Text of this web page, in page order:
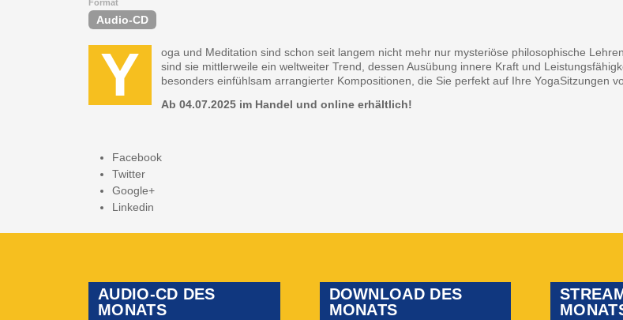
Format
Audio-CD
Y
oga und Meditation sind schon seit langem nicht mehr nur mysteriöse philosophische
sind sie mittlerweile ein weltweiter Trend, dessen Ausübung innere Kraft und
besonders einfühlsam arrangierter Kompositionen, die Sie perfekt auf Ihre YogaSitzungen
Ab 04.07.2025 im Handel und online erhältlich!
Facebook
Twitter
Google+
Linkedin
AUDIO-CD DES
MONATS
DOWNLOAD DES
MONATS